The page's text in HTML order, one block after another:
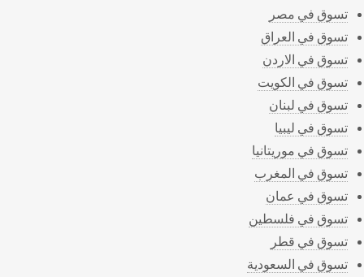
تسوق في مصر
تسوق في العراق
تسوق في الاردن
تسوق في الكويت
تسوق في لبنان
تسوق في ليبيا
تسوق في موريتانيا
تسوق في المغرب
تسوق في عمان
تسوق في فلسطين
تسوق في قطر
تسوق في السعودية